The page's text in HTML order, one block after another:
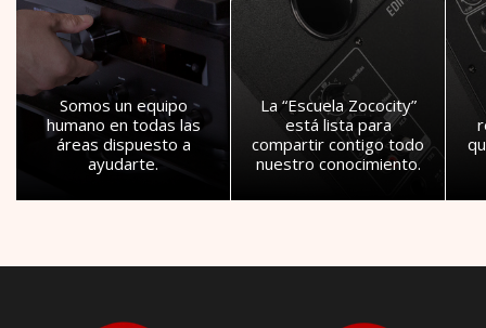
Somos un equipo
humano en todas las
áreas dispuesto a
ayudarte.
La “Escuela Zococity”
está lista para
compartir contigo todo
nuestro conocimiento.